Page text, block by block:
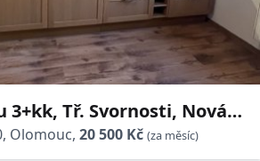
Tř. Svornosti, Nová
měs, 89 m2
Olomouc, 20 500 Kč (za měsíc)